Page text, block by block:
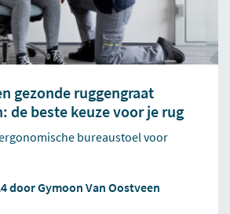
gezonde ruggengraat
de beste keuze voor je rug
bureaustoel voor
doorGymoon Van Oostveen